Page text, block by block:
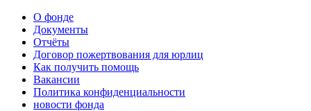
О фонде
Документы
Отчёты
Договор пожертвования для юрлиц
Как получить помощь
Вакансии
Политика конфиденциальности
новости фонда